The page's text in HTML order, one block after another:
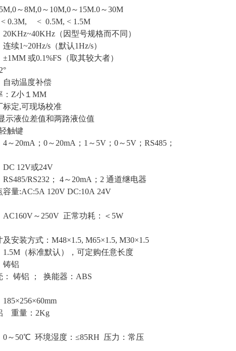
～8M,0～10M,0～15M.0～30M
< 0.5M, < 1.5M
（因型号规格而不同）
续1~20Hz/s（默认1Hz/s）
或0.1%FS（取其较大者）
自动温度补偿
Z小１MM
标定,可现场校准
示液位差值和两路液位值
触键
～20mA；0～20mA；1～5V；0～5V；RS485；
DC 12V或24V
RS232； 4～20mA；2 通道继电器
容量:AC:5A 120V DC:10A 24V
AC160V～250V 正常功耗：＜5W
安装方式：M48×1.5, M65×1.5, M30×1.5
1.5M（标准默认），可定购任意长度
铸铝
： 铸铝 ； 换能器：ABS
；铸铝 重量：
0～50℃ 环境湿度：≤85RH 压力：常压